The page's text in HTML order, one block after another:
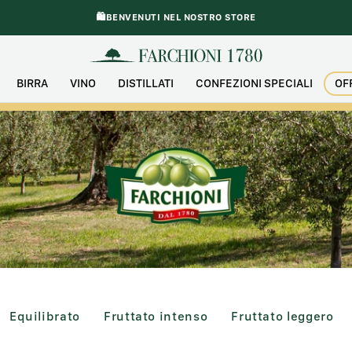
🛍️BENVENUTI NEL NOSTRO STORE
BIRRA VINO DISTILLATI CONFEZIONI SPECIALI
prodotti)
Equilibrato
Equilibrato (22 prodotti)
Fruttato intenso
Fruttato intenso (2 prodotti)Fruttato leggero
Fruttato leggero